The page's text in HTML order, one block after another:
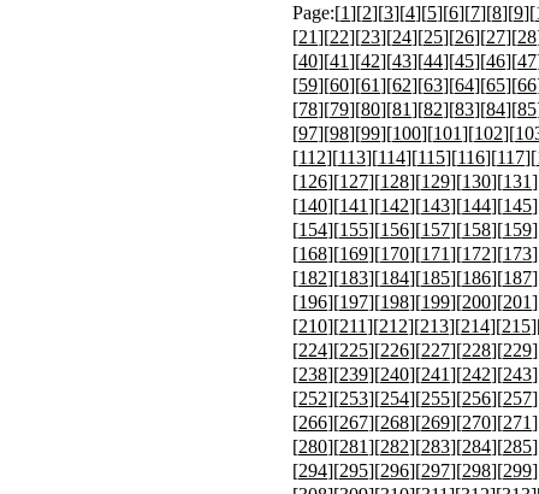
Page:[1][2][3][4][5][6][7][8][9][
[21][22][23][24][25][26][27][28
[40][41][42][43][44][45][46][47
[59][60][61][62][63][64][65][66
[78][79][80][81][82][83][84][85
[97][98][99][100][101][102][
[112][113][114][115][116][117][
[126][127][128][129][130][131
[140][141][142][143][144][145
[154][155][156][157][158][159
[168][169][170][171][172][173
[182][183][184][185][186][187
[196][197][198][199][200][201
[210][211][212][213][214][215
[224][225][226][227][228][229
[238][239][240][241][242][243
[252][253][254][255][256][257
[266][267][268][269][270][271
[280][281][282][283][284][285
[294][295][296][297][298][299